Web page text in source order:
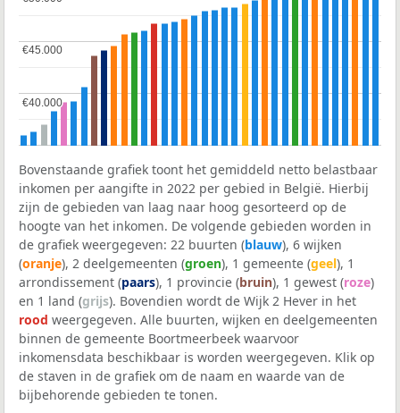
€40.000
€40.000
€45.000
€45.000
Bovenstaande grafiek toont het gemiddeld netto belastbaar
inkomen per aangifte in 2022 per gebied in België. Hierbij
zijn de gebieden van laag naar hoog gesorteerd op de
hoogte van het inkomen. De volgende gebieden worden in
de grafiek weergegeven: 22 buurten (blauw), 6 wijken
(oranje), 2 deelgemeenten (groen), 1 gemeente (geel), 1
arrondissement (paars), 1 provincie (bruin), 1 gewest (roze)
en 1 land (grijs). Bovendien wordt de Wijk 2 Hever in het
rood weergegeven. Alle buurten, wijken en deelgemeenten
binnen de gemeente Boortmeerbeek waarvoor
inkomensdata beschikbaar is worden weergegeven. Klik op
de staven in de grafiek om de naam en waarde van de
bijbehorende gebieden te tonen.